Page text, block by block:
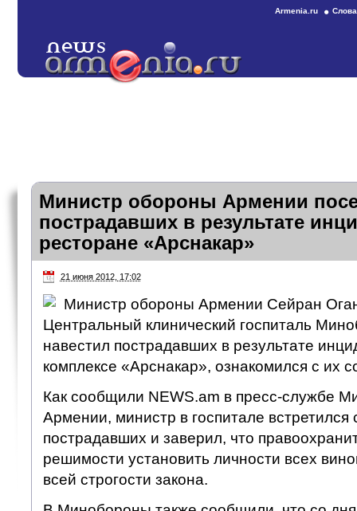
Armenia.ru
Министр обороны Армении
пострадавших в результате
ресторане «Арснакар»
21 июня 2012, 17:02
Министр обороны Армении Сейран
Центральный клинический госпиталь
навестил пострадавших в результате
комплексе «Арснакар», ознакомился с их
Как сообщили NEWS.am в пресс-службе
Армении, министр в госпитале
пострадавших и заверил, что
решимости установить личности всех
всей строгости закона.